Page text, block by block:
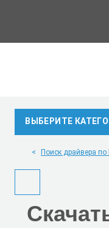
ВЫБЕРИТЕ
Поиск драйвера по